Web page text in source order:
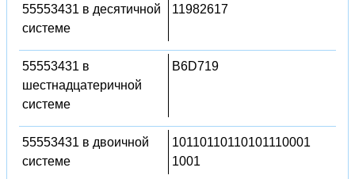
55553431 в десятичной
системе
11982617
55553431 в
шестнадцатеричной
системе
B6D719
55553431 в двоичной
системе
10110110110101110001
1001